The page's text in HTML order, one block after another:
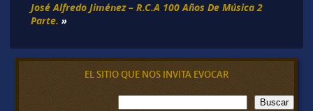
José Alfredo Jiménez – R.C.A 100 Años De Música 2
Parte. »
EL SITIO QUE NOS INVITA EVOCAR
B Buscar